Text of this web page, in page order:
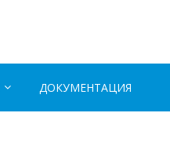
ДОКУМЕНТАЦИЯ